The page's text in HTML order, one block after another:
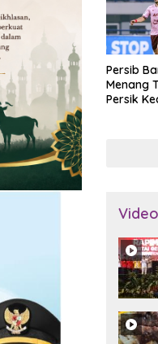
Persib
Menang
Persik
Video